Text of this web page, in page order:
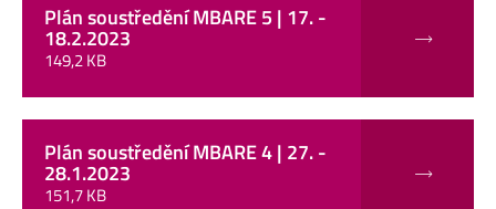
Plán soustředění MBARE 5 | 17. -
18.2.2023
149,2 KB
Plán soustředění MBARE 4 | 27. -
28.1.2023
151,7 KB